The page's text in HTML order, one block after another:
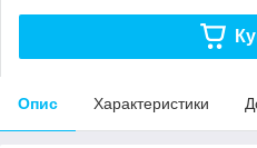
Опис Характеристики